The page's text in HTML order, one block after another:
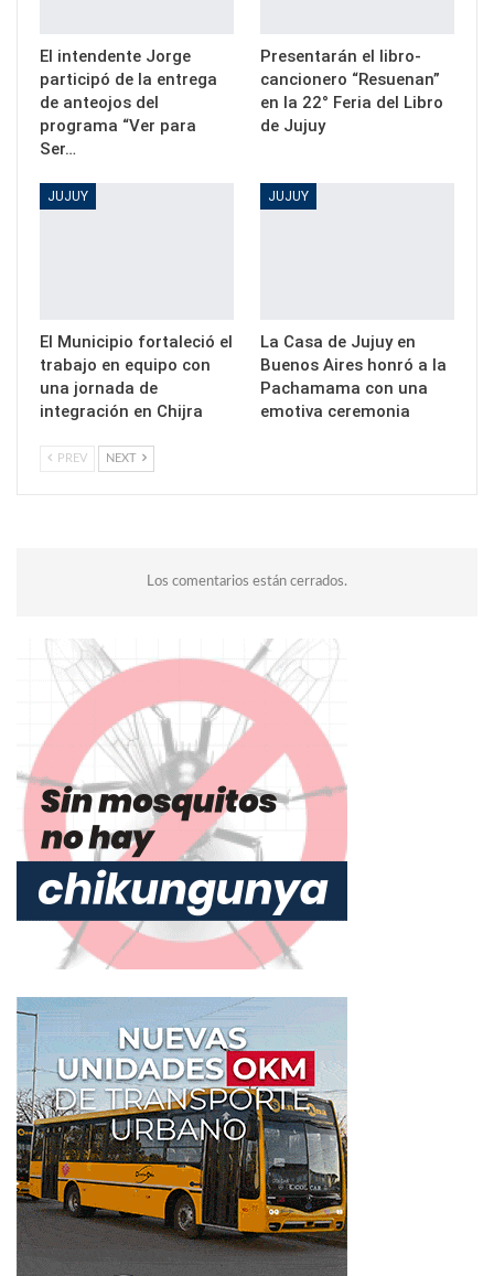
El intendente Jorge
participó de la entrega
de anteojos del
programa “Ver para
Ser…
Presentarán el libro-
cancionero “Resuenan”
en la 22° Feria del Libro
de Jujuy
JUJUY
El Municipio fortaleció el
trabajo en equipo con
una jornada de
integración en Chijra
JUJUY
La Casa de Jujuy en
Buenos Aires honró a la
Pachamama con una
emotiva ceremonia
PREV NEXT
Los comentarios están cerrados.